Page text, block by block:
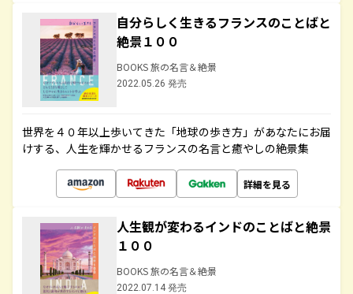
自分らしく生きるフランスのことばと
絶景１００
BOOKS 旅の名言＆絶景
2022.05.26 発売
世界を４０年以上歩いてきた「地球の歩き方」があなたにお届
けする、人生を輝かせるフランスの名言と癒やしの絶景集
詳細を見る
人生観が変わるインドのことばと絶景
１００
BOOKS 旅の名言＆絶景
2022.07.14 発売